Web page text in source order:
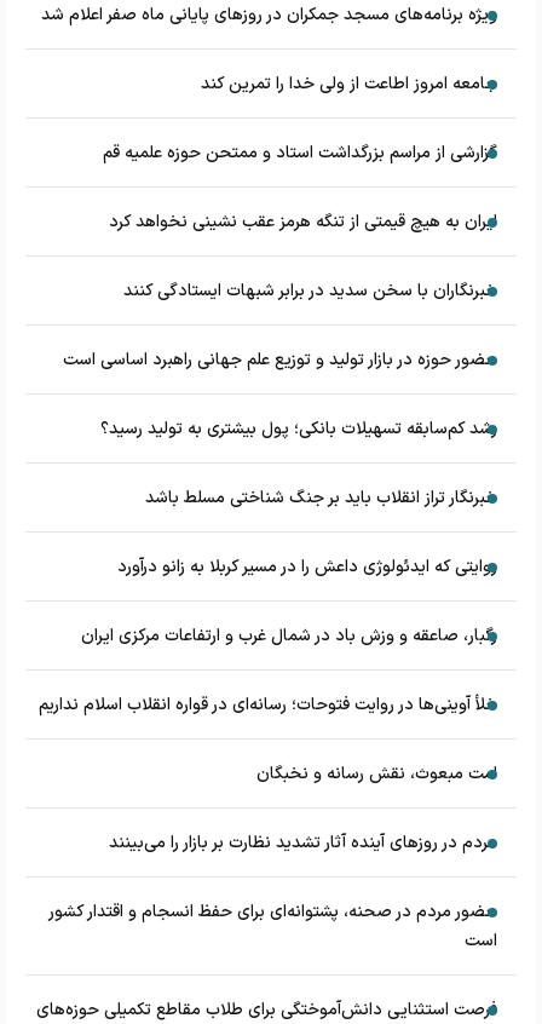
‌ویژه برنامه‌های مسجد جمکران در روزهای پایانی ماه صفر اعلام شد
جامعه امروز اطاعت از ولی خدا را تمرین کند
گزارشی از مراسم بزرگداشت استاد و ممتحن حوزه علمیه قم
ایران به هیچ قیمتی از تنگه هرمز عقب نشینی نخواهد کرد
خبرنگاران با سخن سدید در برابر شبهات ایستادگی کنند
حضور حوزه در بازار تولید و توزیع علم جهانی راهبرد اساسی است
رشد کم‌سابقه تسهیلات بانکی؛ پول بیشتری به تولید رسید؟
خبرنگار تراز انقلاب باید بر جنگ شناختی مسلط باشد
روایتی که ایدئولوژی داعش را در مسیر کربلا به زانو درآورد
رگبار، صاعقه و وزش باد در شمال غرب و ارتفاعات مرکزی ایران
خلأ آوینی‌ها در روایت فتوحات؛ رسانه‌ای در قواره انقلاب اسلام نداریم
امت مبعوث، نقش رسانه و نخبگان
مردم در روزهای آینده آثار تشدید نظارت بر بازار را می‌بینند
حضور مردم در صحنه، پشتوانه‌ای برای حفظ انسجام و اقتدار کشور
است
فرصت استثنایی دانش‌آموختگی برای طلاب مقاطع تکمیلی حوزه‌های